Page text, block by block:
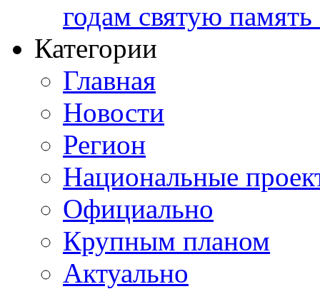
годам святую
Категории
Главная
Новости
Регион
Национальные
Официально
Крупным планом
Актуально